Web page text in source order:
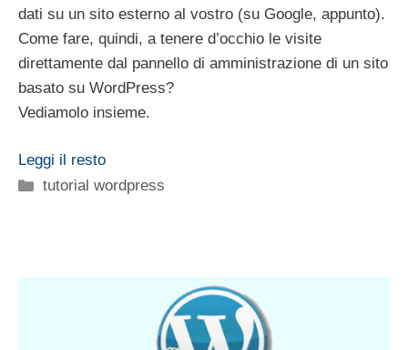
dati su un sito esterno al vostro (su Google, appunto).
Come fare, quindi, a tenere d’occhio le visite
direttamente dal pannello di amministrazione di un sito
basato su WordPress?
Vediamolo insieme.
Leggi il resto
Categorie
tutorial wordpress